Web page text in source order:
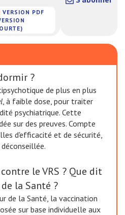
VERSION PDF
?
de plus en plus
, à faible dose, pour traiter
psychiatrique. Cette
sur des preuves. Compte
d'efficacité et de sécurité,
le VRS ? Que dit
la Santé ?
de la Santé, la vaccination
sur base individuelle aux